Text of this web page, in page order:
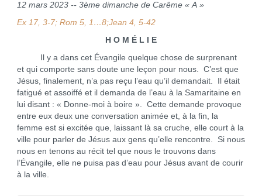
12 mars 2023 -- 3ème dimanche de Carême «A»
Ex 17, 3-7; Rom 5, 1…8;Jean 4, 5-42
H O M É L I E
Il y a dans cet Évangile quelque chose de surprenant
et qui comporte sans doute une leçon pour nous. C’est que
Jésus, finalement, n’a pas reçu l’eau qu’il demandait. Il était
fatigué et assoiffé et il demanda de l’eau à la Samaritaine en
lui disant : « Donne-moi à boire ». Cette demande provoque
entre eux deux une conversation animée et, à la fin, la
femme est si excitée que, laissant là sa cruche, elle court à la
ville pour parler de Jésus aux gens qu’elle rencontre. Si nous
nous en tenons au récit tel que nous le trouvons dans
l’Évangile, elle ne puisa pas d’eau pour Jésus avant de courir
à la ville.